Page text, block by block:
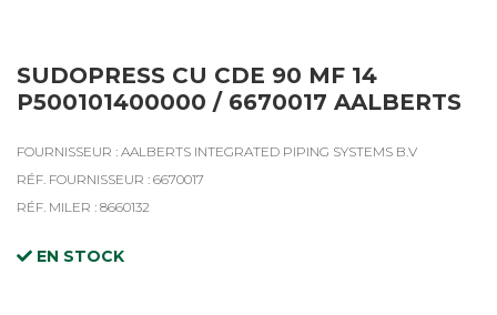
SUDOPRESS CU CDE 90 MF 14
P500101400000 / 6670017 AALBERTS
FOURNISSEUR : AALBERTS INTEGRATED PIPING SYSTEMS B.V
RÉF. FOURNISSEUR : 6670017
RÉF. MILER : 8660132
EN STOCK